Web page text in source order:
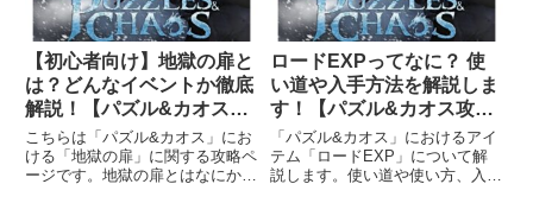
【初心者向け】地獄の扉と
は？どんなイベントか徹底
解説！【パズル&カオス攻
略】
こちらは「パズル&カオス」にお
ける「地獄の扉」に関する攻略ペ
ージです。地獄の扉とはなにか、
ロードEXPってなに？ 使
い道や入手方法を解説しま
す！【パズル&カオス攻
略】
「パズル&カオス」におけるアイ
テム「ロードEXP」について解
説します。使い道や使い方、入手